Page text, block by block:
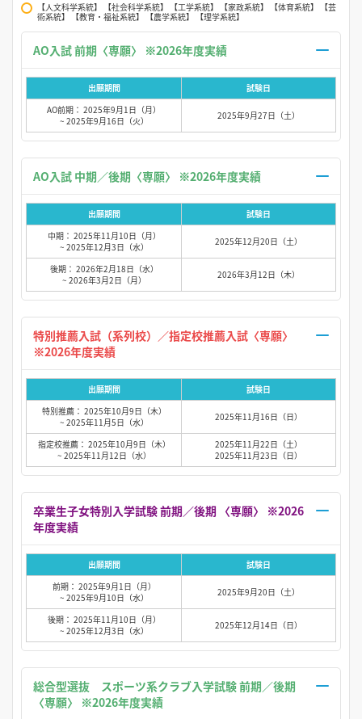
【人文科学系統】 【社会科学系統】 【工学系統】 【家政系統】 【体育系統】 【芸
術系統】 【教育・福祉系統】 【農学系統】 【理学系統】
出願期間
試験日
AO前期： 2025年9月1日（月）
~ 2025年9月16日（火）
2025年9月27日（土）
出願期間
試験日
中期： 2025年11月10日（月）
~ 2025年12月3日（水）
2025年12月20日（土）
後期： 2026年2月18日（水）
~ 2026年3月2日（月）
2026年3月12日（木）
特別推薦入試（系列校）／指定校推薦入試〈専願〉
出願期間
試験日
特別推薦： 2025年10月9日（木）
~ 2025年11月5日（水）
2025年11月16日（日）
指定校推薦： 2025年10月9日（木）
~ 2025年11月12日（水）
2025年11月22日（土）
2025年11月23日（日）
卒業生子女特別入学試験 前期／後期 〈専願〉 ※2026
出願期間
試験日
前期： 2025年9月1日（月）
~ 2025年9月10日（水）
2025年9月20日（土）
後期： 2025年11月10日（月）
~ 2025年12月3日（水）
2025年12月14日（日）
総合型選抜 スポーツ系クラブ入学試験 前期／後期